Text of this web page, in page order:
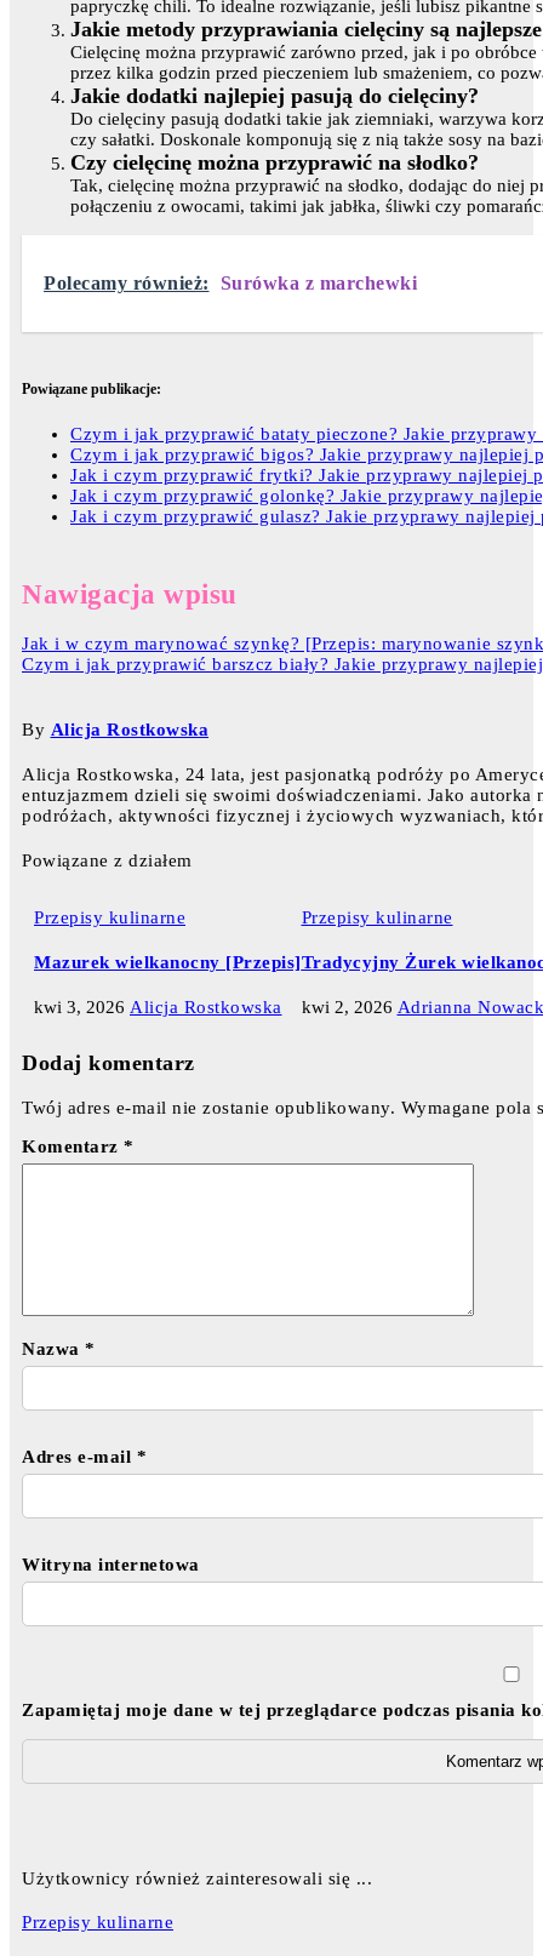
papryczkę chili. To idealne rozwiązanie, jeśli lubisz pikantne
Jakie metody przyprawiania cielęciny są
Cielęcinę można przyprawić zarówno przed, jak i po
przez kilka godzin przed pieczeniem lub smażeniem, co
Jakie dodatki najlepiej pasują do cielęciny?
Do cielęciny pasują dodatki takie jak ziemniaki, warzywa
czy sałatki. Doskonale komponują się z nią także sosy na
Czy cielęcinę można przyprawić na słodko?
Tak, cielęcinę można przyprawić na słodko, dodając do
połączeniu z owocami, takimi jak jabłka, śliwki czy
Polecamy również: Surówka z marchewki
Powiązane publikacje:
Czym i jak przyprawić bataty pieczone? Jakie
Czym i jak przyprawić bigos? Jakie przyprawy najlepiej
Jak i czym przyprawić frytki? Jakie przyprawy najlepiej
Jak i czym przyprawić golonkę? Jakie przyprawy
Jak i czym przyprawić gulasz? Jakie przyprawy najlepiej
Nawigacja wpisu
Jak i w czym marynować szynkę? [Przepis: marynowanie
Czym i jak przyprawić barszcz biały? Jakie przyprawy
By Alicja Rostkowska
Alicja Rostkowska, 24 lata, jest pasjonatką podróży po
entuzjazmem dzieli się swoimi doświadczeniami. Jako
podróżach, aktywności fizycznej i życiowych wyzwaniach,
Powiązane z działem
Przepisy kulinarne
Mazurek wielkanocny [Przepis]
kwi 3, 2026 Alicja Rostkowska
Przepisy kulinarne
Tradycyjny Żurek
kwi 2, 2026 Adrianna
Dodaj komentarz
Twój adres e-mail nie zostanie opublikowany. Wymagane pola
Komentarz *
Nazwa *
Adres e-mail *
Witryna internetowa
Zapamiętaj moje dane w tej przeglądarce podczas pisania
Użytkownicy również zainteresowali się ...
Przepisy kulinarne